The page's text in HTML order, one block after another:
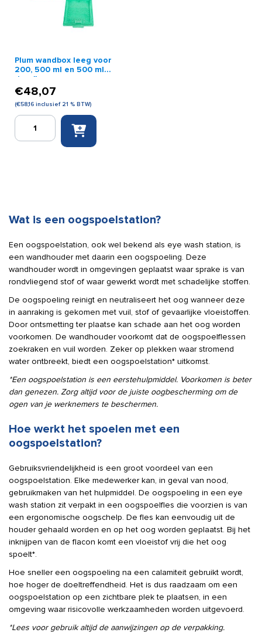
Plum wandbox leeg voor
200, 500 ml en 500 ml
duo flessen
€48,07
(€58,16 inclusief 21 % BTW)
Plum
wandbox
500
duo
flessen
aantal
Wat is een oogspoelstation?
Een oogspoelstation, ook wel bekend als eye wash station, is
een wandhouder met daarin een oogspoeling. Deze
wandhouder wordt in omgevingen geplaatst waar sprake is van
rondvliegend stof of waar gewerkt wordt met schadelijke stoffen.
De oogspoeling reinigt en neutraliseert het oog wanneer deze
in aanraking is gekomen met vuil, stof of gevaarlijke vloeistoffen.
Door ontsmetting ter plaatse kan schade aan het oog worden
voorkomen. De wandhouder voorkomt dat de oogspoelflessen
zoekraken en vuil worden. Zeker op plekken waar stromend
water ontbreekt, biedt een oogspoelstation* uitkomst.
*Een oogspoelstation is een eerstehulpmiddel. Voorkomen is beter
dan genezen. Zorg altijd voor de juiste oogbescherming om de
ogen van je werknemers te beschermen.
Hoe werkt het spoelen met een
oogspoelstation?
Gebruiksvriendelijkheid is een groot voordeel van een
oogspoelstation. Elke medewerker kan, in geval van nood,
gebruikmaken van het hulpmiddel. De oogspoeling in een eye
wash station zit verpakt in een oogspoelfles die voorzien is van
een ergonomische oogschelp. De fles kan eenvoudig uit de
houder gehaald worden en op het oog worden geplaatst. Bij het
inknijpen van de flacon komt een vloeistof vrij die het oog
spoelt*.
Hoe sneller een oogspoeling na een calamiteit gebruikt wordt,
hoe hoger de doeltreffendheid. Het is dus raadzaam om een
oogspoelstation op een zichtbare plek te plaatsen, in een
omgeving waar risicovolle werkzaamheden worden uitgevoerd.
*Lees voor gebruik altijd de aanwijzingen op de verpakking.